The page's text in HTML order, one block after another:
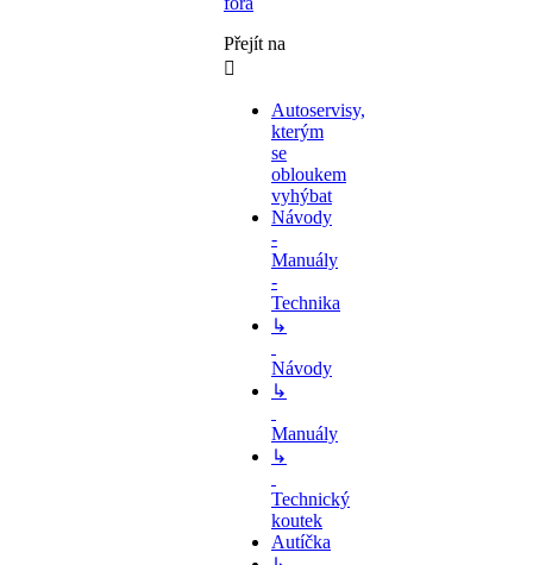
Přejít na
Autoservisy,
kterým
se
obloukem
vyhýbat
Návody
-
Manuály
-
Technika
↳
Návody
↳
Manuály
↳
Technický
koutek
Autíčka